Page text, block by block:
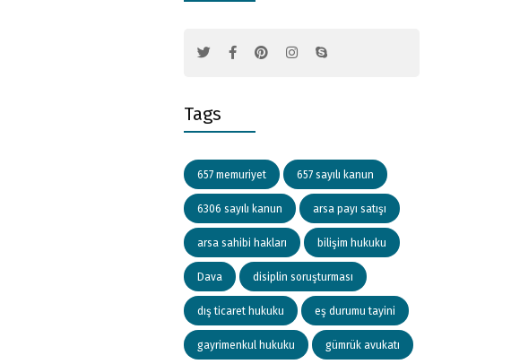
Tags
657 memuriyet 657 sayılı kanun
6306 sayılı kanun arsa payı satışı
arsa sahibi hakları bilişim hukuku
Dava disiplin soruşturması
dış ticaret hukuku eş durumu tayini
gayrimenkul hukuku gümrük avukatı